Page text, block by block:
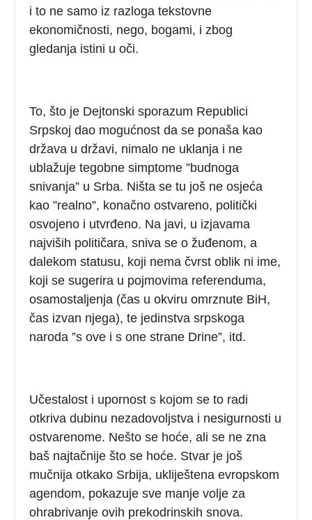
i to ne samo iz razloga tekstovne
ekonomičnosti, nego, bogami, i zbog
gledanja istini u oči.
To, što je Dejtonski sporazum Republici
Srpskoj dao mogućnost da se ponaša kao
država u državi, nimalo ne uklanja i ne
ublažuje tegobne simptome ”budnoga
snivanja” u Srba. Ništa se tu još ne osjeća
kao ”realno”, konačno ostvareno, politički
osvojeno i utvrđeno. Na javi, u izjavama
najviših političara, sniva se o žuđenom, a
dalekom statusu, koji nema čvrst oblik ni ime,
koji se sugerira u pojmovima referenduma,
osamostaljenja (čas u okviru omrznute BiH,
čas izvan njega), te jedinstva srpskoga
naroda ”s ove i s one strane Drine”, itd.
Učestalost i upornost s kojom se to radi
otkriva dubinu nezadovoljstva i nesigurnosti u
ostvarenome. Nešto se hoće, ali se ne zna
baš najtačnije što se hoće. Stvar je još
mučnija otkako Srbija, ukliještena evropskom
agendom, pokazuje sve manje volje za
ohrabrivanje ovih prekodrinskih snova.